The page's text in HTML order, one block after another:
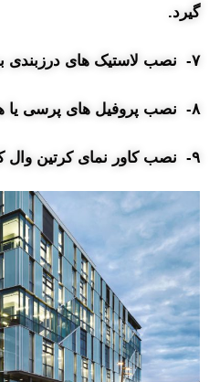
گیرد.
۷- نصب لاستیک های درزبندی برای عایق شدن
۸- نصب پروفیل های پرسی یا همان شیشه گیر
۹- نصب کاور نمای کرتین وال که تنوع بسیار بالایی